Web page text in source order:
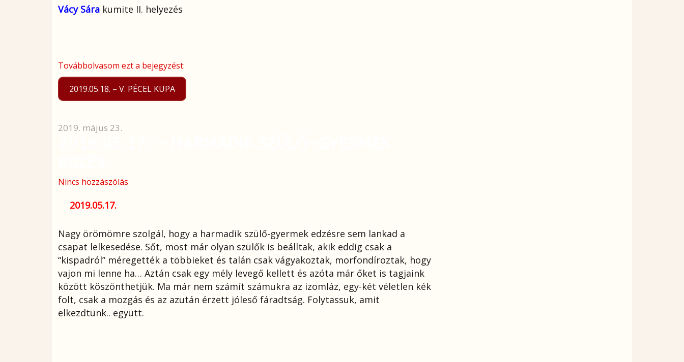
Vácy Sára kumite II. helyezés
Továbbolvasom ezt a bejegyzést:
2019.05.18. – V. PÉCEL KUPA
2019. május 23.
Nincs hozzászólás
2019.05.17.
Nagy örömömre szolgál, hogy a harmadik szülő-gyermek edzésre sem lankad a
csapat lelkesedése. Sőt, most már olyan szülők is beálltak, akik eddig csak a
“kispadról” méregették a többieket és talán csak vágyakoztak, morfondíroztak, hogy
vajon mi lenne ha… Aztán csak egy mély levegő kellett és azóta már őket is tagjaink
között köszönthetjük. Ma már nem számít számukra az izomláz, egy-két véletlen kék
folt, csak a mozgás és az azután érzett jóleső fáradtság. Folytassuk, amit
elkezdtünk.. együtt.